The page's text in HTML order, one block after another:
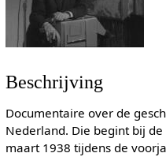
Beschrijving
Documentaire over de
Nederland. Die begint bij
maart 1938 tijdens de